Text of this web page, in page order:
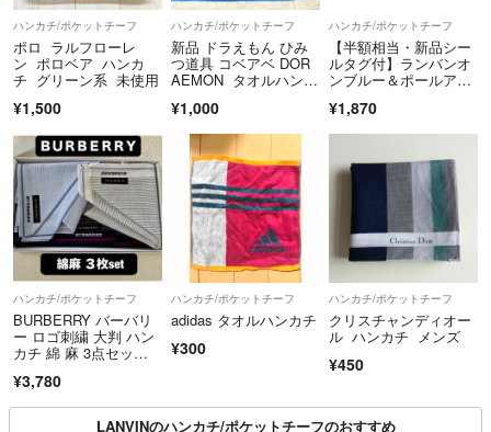
ハンカチ/ポケットチーフ
ポロ ラルフローレ
ン ポロベア ハンカ
チ グリーン系 未使用
¥1,500
ハンカチ/ポケットチーフ
新品 ドラえもん ひみ
つ道具 コベアベ DOR
AEMON タオルハンカ
koPro 小学館
¥1,000
ハンカチ/ポケットチーフ
【半額相当・新品シー
ルタグ付】ランバンオ
ンブルー＆ポールアン
¥1,870
ハンカチ/ポケットチーフ
BURBERRY バーバリ
ー ロゴ刺繍 大判 ハン
カチ 綿 麻 3点セッ
¥3,780
ハンカチ/ポケットチーフ
adidas タオルハンカチ
¥300
ハンカチ/ポケットチーフ
クリスチャンディオー
ル ハンカチ メンズ
¥450
LANVINのハンカチ/ポケットチーフのおすすめ